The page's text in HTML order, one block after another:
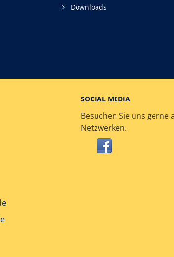
Downloads
SOCIAL MEDIA
Besuchen Sie uns gerne
Netzwerken.